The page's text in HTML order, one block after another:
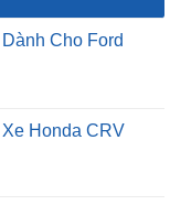
Cho Ford
Honda CRV